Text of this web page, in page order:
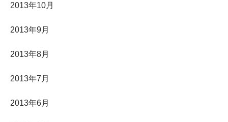
2013年10月
2013年9月
2013年8月
2013年7月
2013年6月